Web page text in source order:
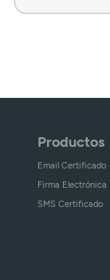
Productos
Email Certificado
Firma Electrónica
SMS Certificado